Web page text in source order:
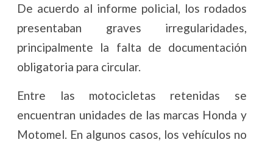
De acuerdo al informe policial, los rodados
presentaban graves irregularidades,
principalmente la falta de documentación
obligatoria para circular.
Entre las motocicletas retenidas se
encuentran unidades de las marcas Honda y
Motomel. En algunos casos, los vehículos no